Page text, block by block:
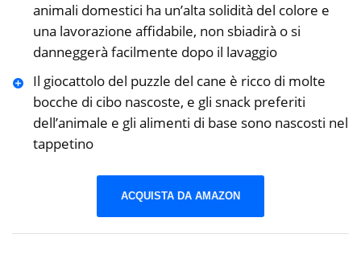
animali domestici ha un’alta solidità del colore e
una lavorazione affidabile, non sbiadirà o si
danneggerà facilmente dopo il lavaggio
Il giocattolo del puzzle del cane è ricco di molte
bocche di cibo nascoste, e gli snack preferiti
dell’animale e gli alimenti di base sono nascosti nel
tappetino
ACQUISTA DA AMAZON